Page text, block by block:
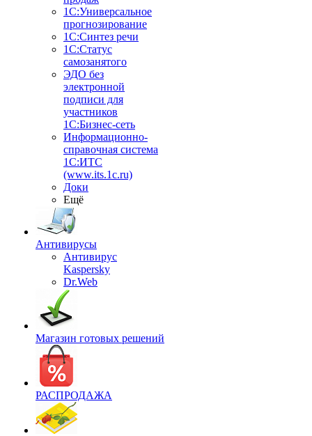
1С:Универсальное
прогнозирование
1С:Синтез речи
1С:Статус
самозанятого
ЭДО без
электронной
подписи для
участников
1С:Бизнес-сеть
Информационно-
справочная система
1С:ИТС
(www.its.1c.ru)
Доки
Ещё
Антивирусы
Антивирус
Kaspersky
Dr.Web
Магазин готовых решений
РАСПРОДАЖА